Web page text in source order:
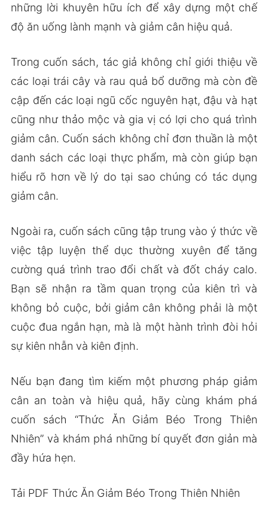
những lời khuyên hữu ích để xây dựng một chế
độ ăn uống lành mạnh và giảm cân hiệu quả.
Trong cuốn sách, tác giả không chỉ giới thiệu về
các loại trái cây và rau quả bổ dưỡng mà còn đề
cập đến các loại ngũ cốc nguyên hạt, đậu và hạt
cũng như thảo mộc và gia vị có lợi cho quá trình
giảm cân. Cuốn sách không chỉ đơn thuần là một
danh sách các loại thực phẩm, mà còn giúp bạn
hiểu rõ hơn về lý do tại sao chúng có tác dụng
giảm cân.
Ngoài ra, cuốn sách cũng tập trung vào ý thức về
việc tập luyện thể dục thường xuyên để tăng
cường quá trình trao đổi chất và đốt cháy calo.
Bạn sẽ nhận ra tầm quan trọng của kiên trì và
không bỏ cuộc, bởi giảm cân không phải là một
cuộc đua ngắn hạn, mà là một hành trình đòi hỏi
sự kiên nhẫn và kiên định.
Nếu bạn đang tìm kiếm một phương pháp giảm
cân an toàn và hiệu quả, hãy cùng khám phá
cuốn sách “Thức Ăn Giảm Béo Trong Thiên
Nhiên” và khám phá những bí quyết đơn giản mà
đầy hứa hẹn.
Tải PDF Thức Ăn Giảm Béo Trong Thiên Nhiên